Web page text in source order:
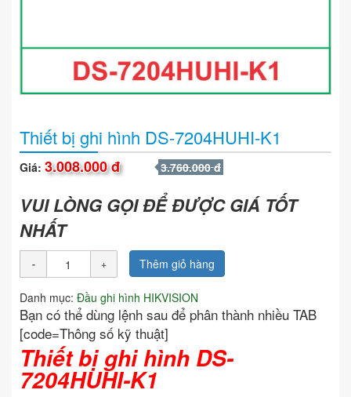
Thiết bị ghi hình DS-7204HUHI-K1
Giá: 3.008.000 đ 3.760.000 đ
VUI LÒNG GỌI ĐỂ ĐƯỢC GIÁ TỐT
NHẤT
Thêm giỏ hàng
Danh mục: Đầu ghi hình HIKVISION
Bạn có thể dùng lệnh sau để phân thành nhiều TAB
[code=Thông số kỹ thuật]
Thiết bị ghi hình DS-
7204HUHI-K1